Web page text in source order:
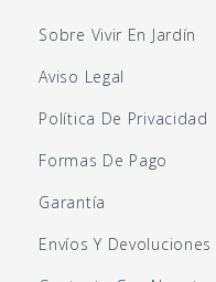
Sobre Vivir En Jardín
Aviso Legal
Política De Privacidad
Formas De Pago
Garantía
Envíos Y Devoluciones